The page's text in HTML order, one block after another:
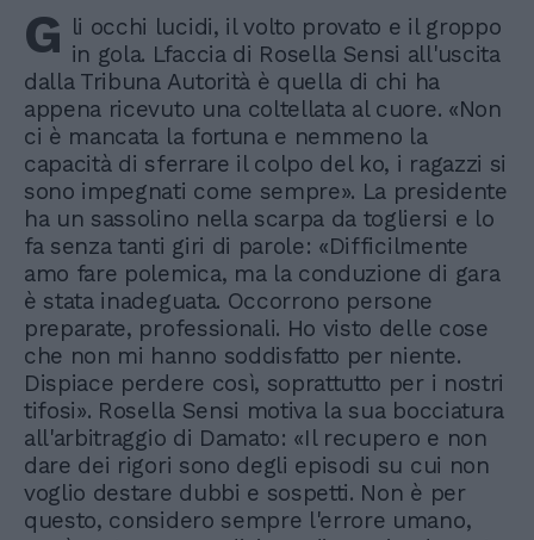
G li occhi lucidi, il volto provato e il groppo
in gola. Lfaccia di Rosella Sensi all'uscita
dalla Tribuna Autorità è quella di chi ha
appena ricevuto una coltellata al cuore. «Non
ci è mancata la fortuna e nemmeno la
capacità di sferrare il colpo del ko, i ragazzi si
sono impegnati come sempre». La presidente
ha un sassolino nella scarpa da togliersi e lo
fa senza tanti giri di parole: «Difficilmente
amo fare polemica, ma la conduzione di gara
è stata inadeguata. Occorrono persone
preparate, professionali. Ho visto delle cose
che non mi hanno soddisfatto per niente.
Dispiace perdere così, soprattutto per i nostri
tifosi». Rosella Sensi motiva la sua bocciatura
all'arbitraggio di Damato: «Il recupero e non
dare dei rigori sono degli episodi su cui non
voglio destare dubbi e sospetti. Non è per
questo, considero sempre l'errore umano,